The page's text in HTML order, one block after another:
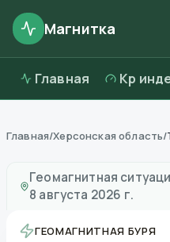
Магнитка
Главная Kp
Главная/Херсонская область/
Геомагнитная
8 августа 2026 г.
ГЕОМАГНИТНАЯ БУРЯ